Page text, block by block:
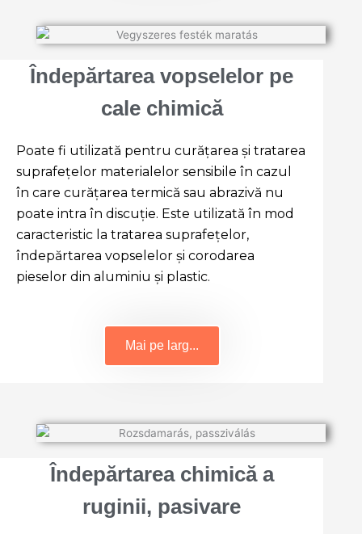
Îndepărtarea vopselelor pe
cale chimică
Poate fi utilizată pentru curățarea și tratarea
suprafețelor materialelor sensibile în cazul
în care curățarea termică sau abrazivă nu
poate intra în discuție. Este utilizată în mod
caracteristic la tratarea suprafețelor,
îndepărtarea vopselelor și corodarea
pieselor din aluminiu și plastic.
Mai pe larg...
Îndepărtarea chimică a
ruginii, pasivare